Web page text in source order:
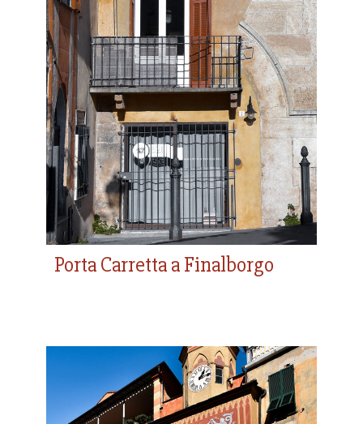
Porta Carretta a
Finalborgo
Porta Carretta a Finalborgo